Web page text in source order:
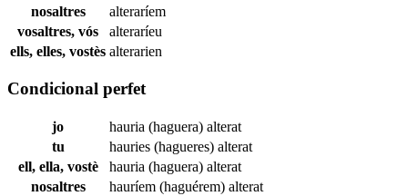
nosaltres
alteraríem
vosaltres, vós
alteraríeu
ells, elles, vostès alterarien
Condicional perfet
jo hauria (haguera) alterat
tu
hauries (hagueres) alterat
ell, ella, vostè
hauria (haguera) alterat
nosaltres
hauríem (haguérem) alterat